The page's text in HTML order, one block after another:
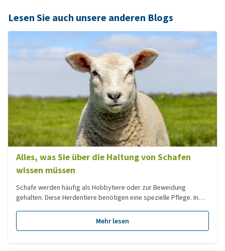
Lesen Sie auch unsere anderen Blogs
Alles, was Sie über die Haltung von Schafen
wissen müssen
Schafe werden häufig als Hobbytiere oder zur Beweidung
gehalten. Diese Herdentiere benötigen eine spezielle Pflege. In
Mehr lesen